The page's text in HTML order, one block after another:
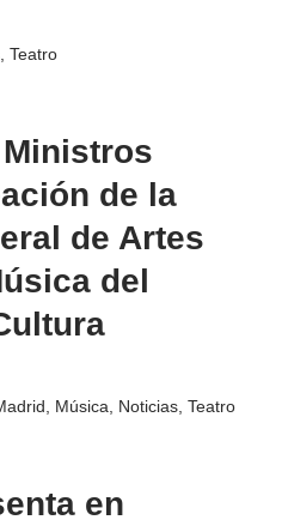
Teatro
de la
de Artes
del
Música Noticias Teatro
en